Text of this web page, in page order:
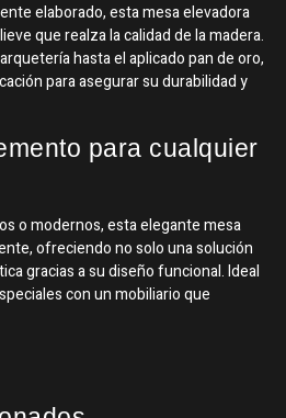
elaborado, esta mesa elevadora
que realza la calidad de la madera.
hasta el aplicado pan de oro,
para asegurar su durabilidad y
para cualquier
o modernos, esta elegante mesa
ofreciendo no solo una solución
gracias a su diseño funcional. Ideal
con un mobiliario que